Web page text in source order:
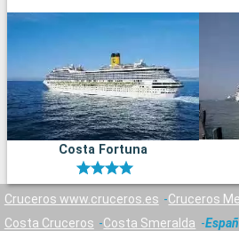
Costa Fortuna
Cruceros www.cruceros.es
Cruceros
Costa Cruceros
Costa Smeralda